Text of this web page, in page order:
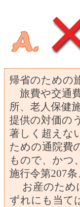
帰省のための
旅費や交通
所、老人保健
提供の対価の
著しく超えな
ための通院費
もので、かつ
施行令第207条
お産のため
ずれにも当て